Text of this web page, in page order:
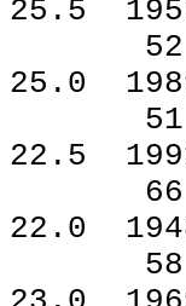
25.5
52
25.0
51
22.5
66
22.0
58